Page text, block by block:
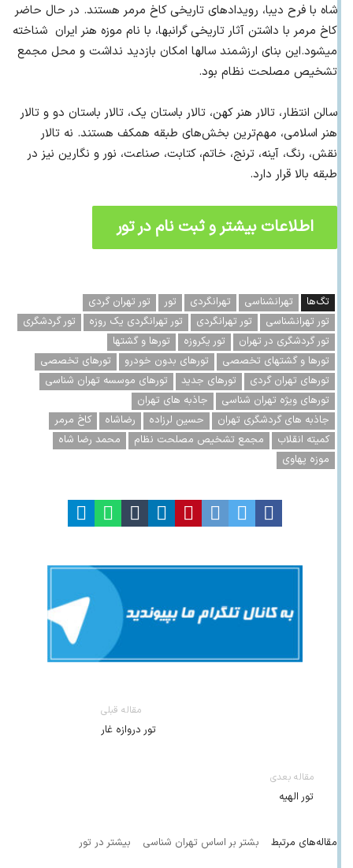
شاه با فرح دیبا، رویداد‌های تاریخی کاخ مرمر هستند. در حال حاضر
کاخ مرمر با داشتن آثار تاریخی گرانبها، با نام موزه هنر ایران شناخته
میشود.این بنای ارزشمند سالها امکان بازدید نداشت و محل مجمع
تشخیص مصلحت نظام بود.
سالن انتظار، تالار هنر کهن، تالار باستان یک، تالار باستان دو و تالار
هنر اسلامی، مهم‌ترین بخش‌های طبقه همکف هستند. نه تالار
نقش، رنگ، آینه، ترنج، خاتم، کتابت، صناعت، نور و نگارین نیز در
طبقه بالا قرار دارد.
اطلاعات بیشتر و ثبت نام در تور
تگ‌ها تهرانشناسی تهرانگردی تور
تور تهران گردی
تور تهرانشناسی
تور تهرانگردی تور تهرانگردی یک روزه
تور گردشگری
تور گردشگری در تهران
تور یکروزه
تورها و گشتها
تورها و گشتهای تخصصی
تورهای بدون خودرو
تورهای تخصصی
تورهای تهران گردی
تورهای جدید
تورهای موسسه تهران شناسی
تورهای ویژه تهران شناسی
جاذبه های تهران
جاذبه های گردشگری تهران
حسین لرزاده رضاشاه
کاخ مرمر
کمیته انقلاب
مجمع تشخیص مصلحت نظام
محمد رضا شاه
موزه پهاوی
مقاله قبلی
تور دروازه غار
مقاله بعدی
تور الهیه
مقاله‌های مرتبط بشتر بر اساس تهران شناسی بیشتر در تور